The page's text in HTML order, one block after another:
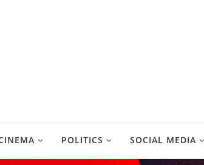
POLITICS SOCIAL MEDIA